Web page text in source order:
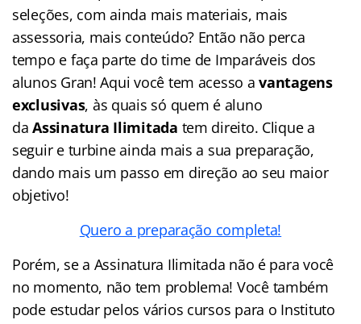
seleções, com ainda mais materiais, mais
assessoria, mais conteúdo? Então não perca
tempo e faça parte do time de Imparáveis dos
alunos Gran! Aqui você tem acesso avantagens
exclusivas, às quais só quem é aluno
daAssinatura Ilimitada tem direito. Clique a
seguir e turbine ainda mais a sua preparação,
dando mais um passo em direção ao seu maior
objetivo!
Quero a preparação completa!
Porém, se a Assinatura Ilimitada não é para você
no momento, não tem problema! Você também
pode estudar pelos vários cursos para o Instituto